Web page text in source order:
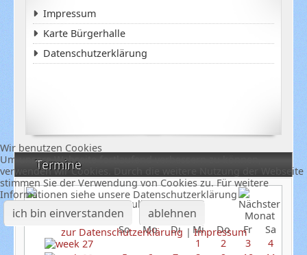
Termine
Juli 2026
So
Mo Di Mi Do Fr
Sa
1
2 3
4
Impressum
Karte Bürgerhalle
Datenschutzerklärung
Wir benutzen Cookies
Um unsere Webseite fortlaufend verbessern zu können,
verwenden wir Cookies. Durch die weitere Nutzung der Webseite
stimmen Sie der Verwendung von Cookies zu. Für weitere
Informationen siehe unsere Datenschutzerklärung
ich bin einverstanden ablehnen
zur Datenschutzerklärung |Impressum